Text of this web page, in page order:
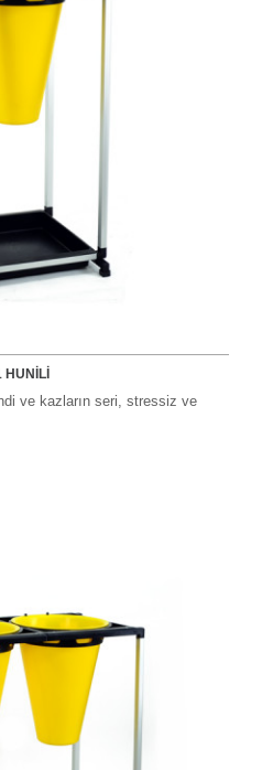
HUNILI
ve kazların seri, stressiz ve